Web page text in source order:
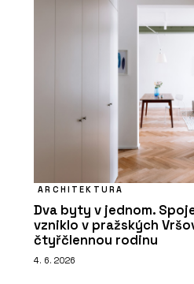
ARCHITEKTURA
Dva byty v jednom.
vzniklo v pražských
čtyřčlennou rodinu
4. 6. 2026